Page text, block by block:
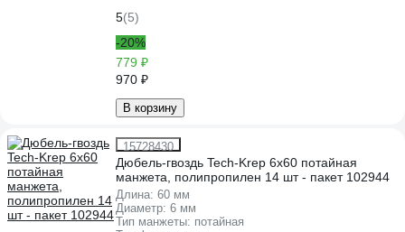
5(5)
-20%
779 ₽
970 ₽
В корзину
15728430
Дюбель-гвоздь Tech-Krep 6х60 потайная
манжета, полипропилен 14 шт - пакет 102944
Длина: 60 мм
Диаметр: 6 мм
Тип манжеты: потайная